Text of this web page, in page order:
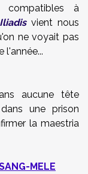
compatibles à
vient nous
ne voyait pas
l'année...
aucune tête
une prison
la maestria
MELE